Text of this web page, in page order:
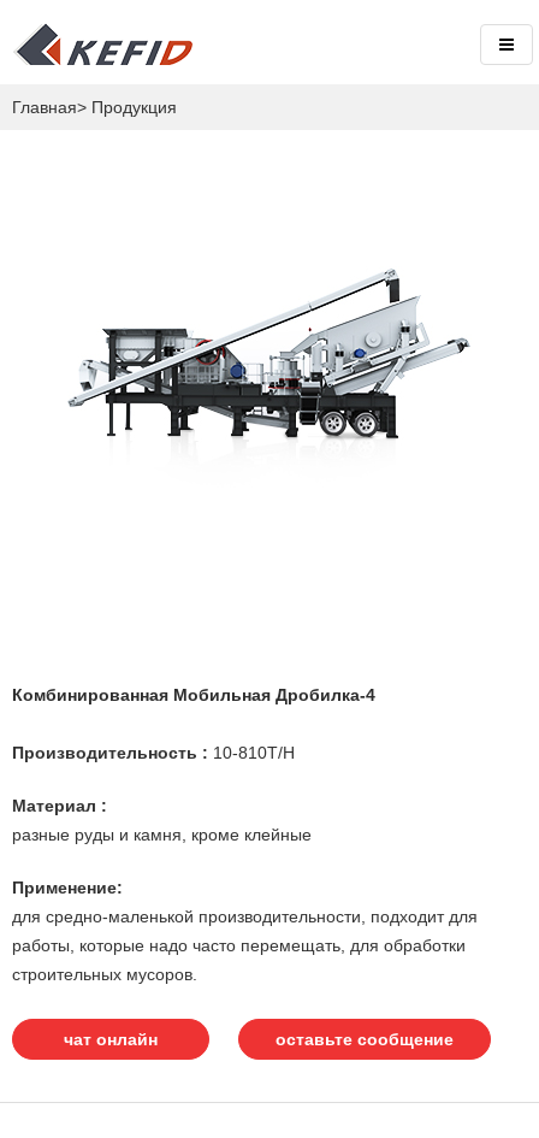
Главная> Продукция
Комбинированная Мобильная Дробилка-4
Производительность : 10-810T/H
Материал :
разные руды и камня, кроме клейные
Применение:
для средно-маленькой производительности, подходит для
работы, которые надо часто перемещать, для обработки
строительных мусоров.
чат онлайн оставьте сообщение